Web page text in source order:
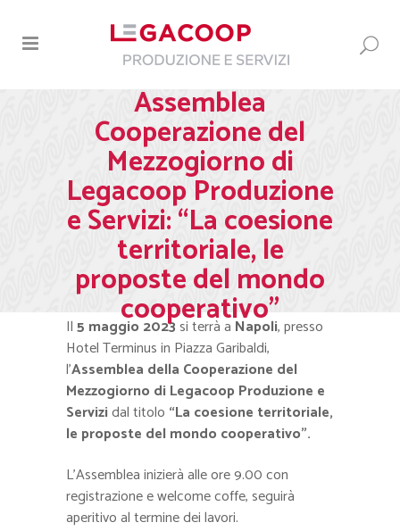
Assemblea
Cooperazione del
Mezzogiorno di
Legacoop Produzione
e Servizi: “La coesione
territoriale, le
proposte del mondo
cooperativo”
Il5 maggio 2023si terrà a Napoli,presso
Hotel Terminus in Piazza Garibaldi,
l’Assemblea della Cooperazione del
Mezzogiorno di Legacoop Produzione e
Servizidal titolo “La coesione territoriale,
le proposte del mondo cooperativo”.
L’Assemblea inizierà alle ore 9.00 con
registrazione e welcome coffe, seguirà
aperitivo al termine dei lavori.